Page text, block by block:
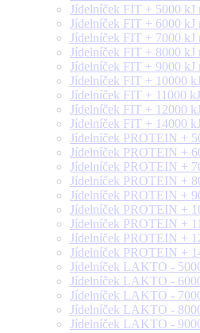
Jídelníček FIT + 5000 kJ
Jídelníček FIT + 6000 kJ
Jídelníček FIT + 7000 kJ
Jídelníček FIT + 8000 kJ
Jídelníček FIT + 9000 kJ
Jídelníček FIT + 10000
Jídelníček FIT + 11000
Jídelníček FIT + 12000
Jídelníček FIT + 14000
Jídelníček PROTEIN +
Jídelníček PROTEIN +
Jídelníček PROTEIN +
Jídelníček PROTEIN +
Jídelníček PROTEIN +
Jídelníček PROTEIN +
Jídelníček PROTEIN +
Jídelníček PROTEIN +
Jídelníček PROTEIN +
Jídelníček LAKTO -
Jídelníček LAKTO -
Jídelníček LAKTO -
Jídelníček LAKTO -
Jídelníček LAKTO -